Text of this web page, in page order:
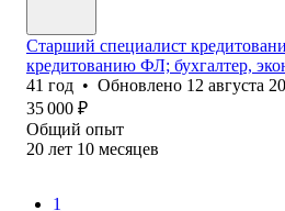
Старший специалист
кредитованию ФЛ; бухгалтер,
41 год • Обновлено 12 августа
35 000 ₽
Общий опыт
20 лет 10 месяцев
1